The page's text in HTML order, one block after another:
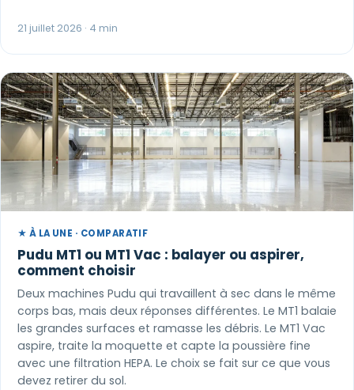
21 juillet 2026 · 4 min
★ À LA UNE · COMPARATIF
Pudu MT1 ou MT1 Vac : balayer ou aspirer,
comment choisir
Deux machines Pudu qui travaillent à sec dans le même
corps bas, mais deux réponses différentes. Le MT1 balaie
les grandes surfaces et ramasse les débris. Le MT1 Vac
aspire, traite la moquette et capte la poussière fine
avec une filtration HEPA. Le choix se fait sur ce que vous
devez retirer du sol.